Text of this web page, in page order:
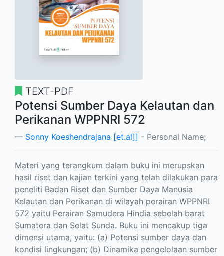
TEXT-PDF
Potensi Sumber Daya Kelautan dan
Perikanan WPPNRI 572
Sonny Koeshendrajana [et.al]] - Personal Name;
Materi yang terangkum dalam buku ini merupskan
hasil riset dan kajian terkini yang telah dilakukan para
peneliti Badan Riset dan Sumber Daya Manusia
Kelautan dan Perikanan di wilayah perairan WPPNRI
572 yaitu Perairan Samudera Hindia sebelah barat
Sumatera dan Selat Sunda. Buku ini mencakup tiga
dimensi utama, yaitu: (a) Potensi sumber daya dan
kondisi lingkungan; (b) Dinamika pengelolaan sumber